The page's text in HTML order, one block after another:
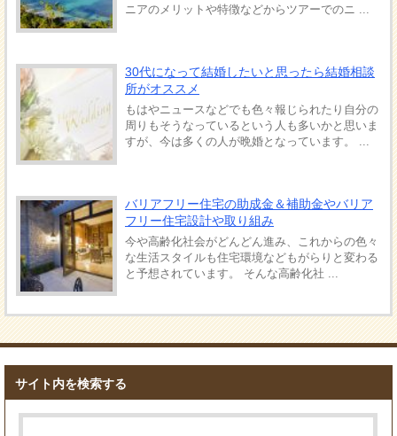
ニアのメリットや特徴などからツアーでのニ ...
30代になって結婚したいと思ったら結婚相談
所がオススメ
もはやニュースなどでも色々報じられたり自分の
周りもそうなっているという人も多いかと思いま
すが、今は多くの人が晩婚となっています。 ...
バリアフリー住宅の助成金＆補助金やバリア
フリー住宅設計や取り組み
今や高齢化社会がどんどん進み、これからの色々
な生活スタイルも住宅環境などもがらりと変わる
と予想されています。 そんな高齢化社 ...
サイト内を検索する